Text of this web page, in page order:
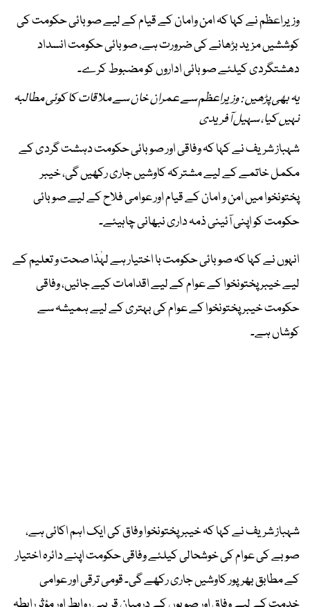
وزیراعظم نے کہا کہ امن وامان کے قیام کے لیے صوبائی حکومت کی
کوششیں مزید بڑھانے کی ضرورت ہے، صوبائی حکومت انسداد
دھشتگردی کیلئے صوبائی اداروں کو مضبوط کرے۔
یہ بھی پڑھیں : وزیراعظم سے عمران خان سے ملاقات کا کوئی مطالبہ
نہیں کیا، سہیل آفریدی
شہباز شریف نے کہا کہ وفاقی اور صوبائی حکومت دہشت گردی کے
مکمل خاتمے کے لیے مشترکہ کاوشیں جاری رکھیں گی، خیبر
پختونخوا میں امن و امان کے قیام اور عوامی فلاح کے لیے صوبائی
حکومت کو اپنی آئینی ذمہ داری نبھانی چاہیئے۔
انہوں نے کہا کہ صوبائی حکومت با اختیار ہے لہٰذا صحت و تعلیم کے
لیے خیبر پختونخوا کے عوام کے لیے اقدامات کیے جائیں، وفاقی
حکومت خیبر پختونخوا کے عوام کی بہتری کے لیے ہمیشہ سے
کوشاں ہے۔
شہباز شریف نے کہا کہ خیبر پختونخوا وفاق کی ایک اہم اکائی ہے،
صوبے کی عوام کی خوشحالی کیلئے وفاقی حکومت اپنے دائرہ اختیار
کے مطابق بھرپور کاوشیں جاری رکھے گی۔ قومی ترقی اور عوامی